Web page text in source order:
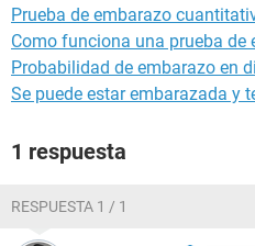
Prueba de embarazo
Como funciona una prueba de
Probabilidad de embarazo en
Se puede estar embarazada y
1 respuesta
RESPUESTA 1 / 1